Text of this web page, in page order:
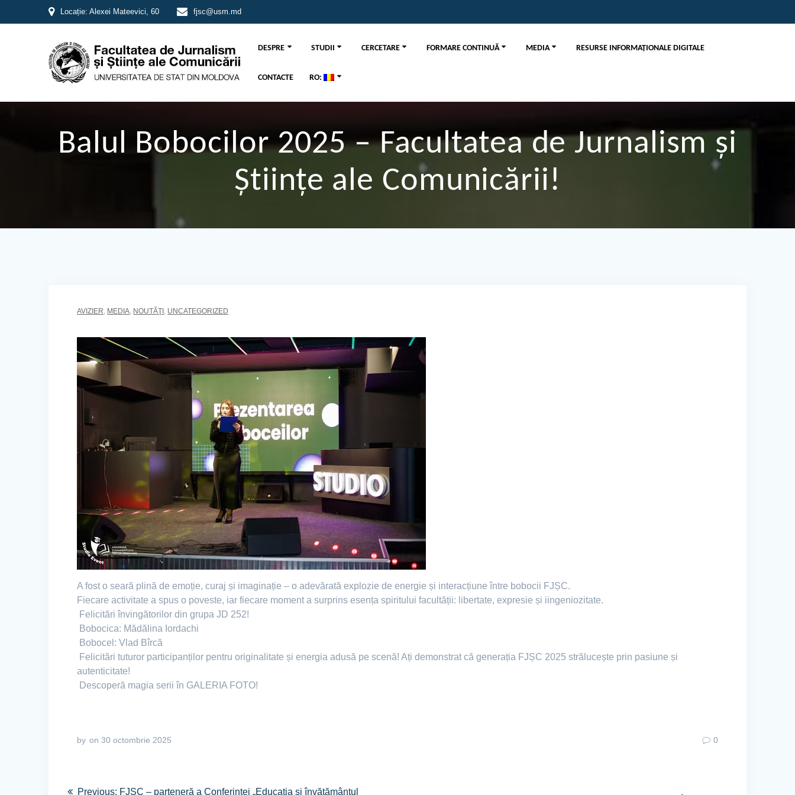
Locație: Alexei Mateevici, 60 fjsc@usm.md
DESPRE STUDII CERCETARE FORMARE CONTINUĂ MEDIA RESURSE INFORMAŢIONALE DIGITALE
CONTACTE RO:
Balul Bobocilor 2025 – Facultatea de Jurnalism și
Științe ale Comunicării!
AVIZIER MEDIA NOUTĂŢI UNCATEGORIZED
A fost o seară plină de emoție, curaj și imaginație – o adevărată explozie de energie și interacțiune între bobocii FJȘC.
Fiecare activitate a spus o poveste, iar fiecare moment a surprins esența spiritului facultății: libertate, expresie și iingeniozitate.
Felicitări învingătorilor din grupa JD 252!
Bobocica: Mădălina Iordachi
Bobocel: Vlad Bîrcă
Felicitări tuturor participanților pentru originalitate și energia adusă pe scenă! Ați demonstrat că generația FJȘC 2025 strălucește prin pasiune și
autenticitate!
Descoperă magia serii în GALERIA FOTO!
by on 30 octombrie 2025 0
Previous: FJȘC – parteneră a Conferinței „Educația și învățământul